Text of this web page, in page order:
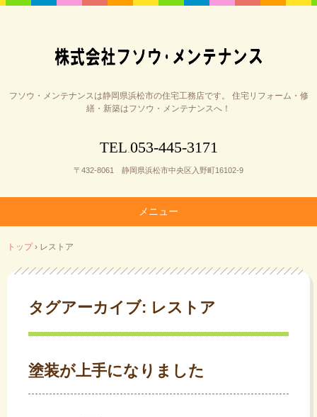
フソウ・メンテナンスは静岡県浜松市の住宅工務店です。 住宅リフォーム・修
繕・新築はフソウ・メンテナンスへ！
TEL 053-445-3171
〒432-8061 静岡県浜松市中央区入野町16102-9
メニュー
ン
テ
トップ › レストア
タグアーカイブ: レストア
塗装が上手になりました